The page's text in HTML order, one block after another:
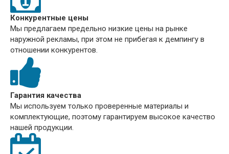
Конкурентные цены
Мы предлагаем предельно низкие цены на рынке
наружной рекламы, при этом не прибегая к демпингу в
отношении конкурентов.
Гарантия качества
Мы используем только проверенные материалы и
комплектующие, поэтому гарантируем высокое качество
нашей продукции.